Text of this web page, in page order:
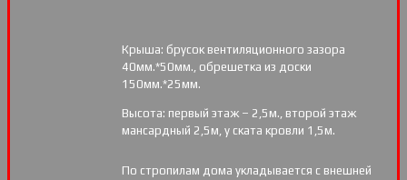
Крыша: брусок вентиляционного зазора
40мм.*50мм., обрешетка из доски
150мм.*25мм.
Высота: первый этаж – 2,5м., второй этаж
мансардный 2,5м, у ската кровли 1,5м.
По стропилам дома укладывается с внешней